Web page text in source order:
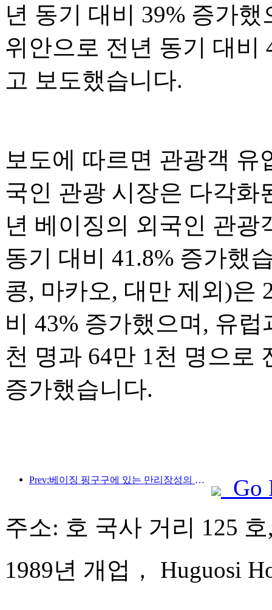
년 동기 대비 39% 증가
위안으로 전년 동기 대비
고 보도했습니다.
보도에 따르면 관광객
국인 관광 시장은 다각화
년 베이징의 외국인 관광
동기 대비 41.8% 증가했
콩, 마카오, 대만 제외)은
비 43% 증가했으며, 유
천 명과 64만 1천 명으로
증가했습니다.
Prev:베이징 핑구구에 있는 만리장성의 장쥔관 구간은 이르면 2026년 말에 일반에 개방될 예정이다.
Go
주소: 호 국사 거리 125
1989년 개업， Huguosi